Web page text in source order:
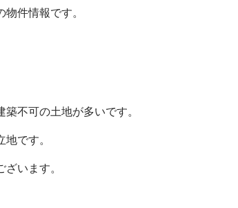
件情報です。
不可の土地が多いです。
です。
います。